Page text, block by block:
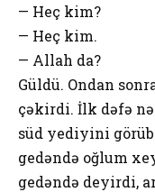
— Heç kim?
— Heç kim.
— Allah da?
Güldü. Ondan
çəkirdi. İlk dəfə
süd yediyini görüb
gedəndə oğlum
gedəndə deyirdi,